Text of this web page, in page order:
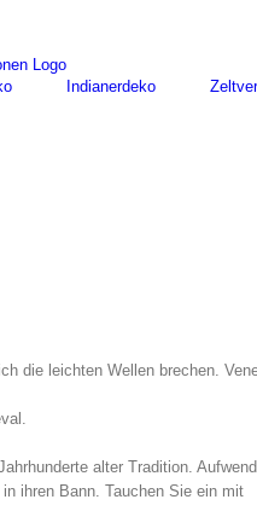
Indianerdeko
die leichten Wellen brechen.
alter Tradition.
ihren Bann. Tauchen Sie ein mit